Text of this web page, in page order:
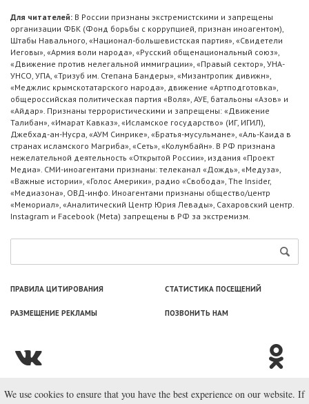
Для читателей: В России признаны экстремистскими и запрещены
организации ФБК (Фонд борьбы с коррупцией, признан иноагентом),
Штабы Навального, «Национал-большевистская партия», «Свидетели
Иеговы», «Армия воли народа», «Русский общенациональный союз»,
«Движение против нелегальной иммиграции», «Правый сектор», УНА-
УНСО, УПА, «Тризуб им. Степана Бандеры», «Мизантропик дивижн»,
«Меджлис крымскотатарского народа», движение «Артподготовка»,
общероссийская политическая партия «Воля», АУЕ, батальоны «Азов» и
«Айдар». Признаны террористическими и запрещены: «Движение
Талибан», «Имарат Кавказ», «Исламское государство» (ИГ, ИГИЛ),
Джебхад-ан-Нусра, «АУМ Синрике», «Братья-мусульмане», «Аль-Каида в
странах исламского Магриба», «Сеть», «Колумбайн». В РФ признана
нежелательной деятельность «Открытой России», издания «Проект
Медиа». СМИ-иноагентами признаны: телеканал «Дождь», «Медуза»,
«Важные истории», «Голос Америки», радио «Свобода», The Insider,
«Медиазона», ОВД-инфо. Иноагентами признаны общество/центр
«Мемориал», «Аналитический Центр Юрия Левады», Сахаровский центр.
Instagram и Facebook (Metа) запрещены в РФ за экстремизм.
ПРАВИЛА ЦИТИРОВАНИЯ СТАТИСТИКА ПОСЕЩЕНИЙ
РАЗМЕЩЕНИЕ РЕКЛАМЫ ПОЗВОНИТЬ НАМ
© ООО «Лаборатория Новоcтей», 2003—2026.
We use cookies to ensure that you have the best experience on our website. If